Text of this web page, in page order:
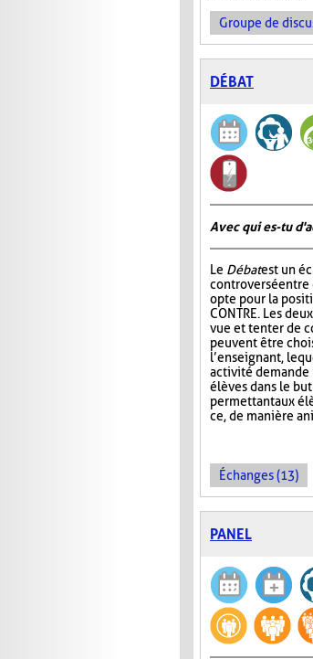
Groupe de
DÉBAT
Avec qui es-tu
Le Débatest un
controversé
opte pour la
CONTRE. Les
vue et tenter de
peuvent être
l’enseignant,
activité demande
élèves dans le
permettant aux
ce, de manière
Échanges (13)
PANEL